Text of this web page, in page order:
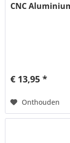
CNC
€ 13,95 *
Onthouden